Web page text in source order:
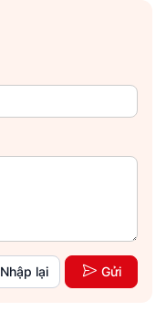
Nhập lại Gửi